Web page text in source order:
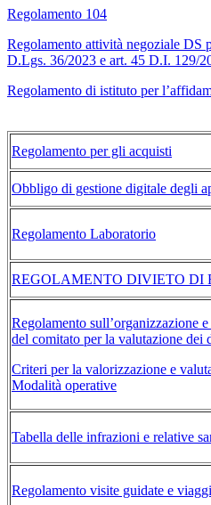
Regolamento 104
Regolamento attività negoziale DS
D.Lgs. 36/2023 e art. 45 D.I. 129/
Regolamento di istituto per
Regolamento per gli acquisti
Obbligo di gestione digitale degli
Regolamento Laboratorio
REGOLAMENTO DIVIETO DI
Regolamento sull’organizzazione
del comitato per la valutazione dei
Criteri per la valorizzazione e
Modalità operative
Tabella delle infrazioni e relative
Regolamento visite guidate e